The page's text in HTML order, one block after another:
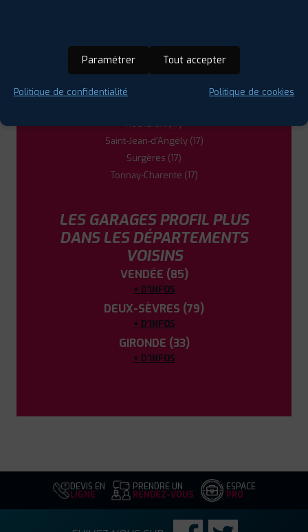
Marennes (17)
Nieul-sur-Mer (17)
Puilboreau (17)
Rochefort (17)
Saint-Jean-d'Angély (17)
Surgères (17)
Tonnay-Charente (17)
LES GARAGES PROFIL PLUS
DANS LES DÉPARTEMENTS
VOISINS
VENDÉE (85)
+ D'INFOS
DEUX-SÈVRES (79)
+ D'INFOS
GIRONDE (33)
+ D'INFOS
DEVIS EN
LIGNE
PRENDRE UN
RENDEZ-VOUS
ESPACE
PRO
Paramétrer Tout accepter
Politique de confidentialité Politique de cookies